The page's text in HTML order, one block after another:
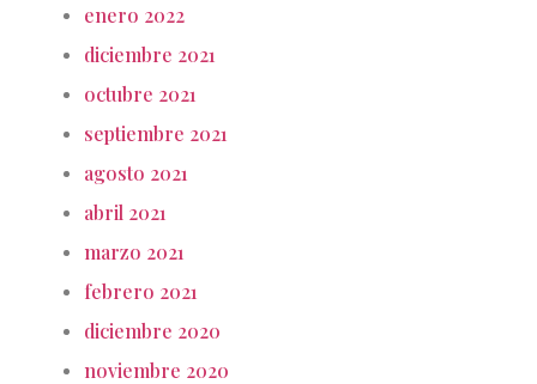
enero 2022
diciembre 2021
octubre 2021
septiembre 2021
agosto 2021
abril 2021
marzo 2021
febrero 2021
diciembre 2020
noviembre 2020